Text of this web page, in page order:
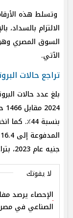
وتسلط هذه
الالتزام
السوق المصري
الآتي.
تراجع حالات
بنسبة 44٪.
جنيه عام 2023، بتراجع قدره 5.2 مليون جنيه بنسبة 24.3٪.
لا يفوتك
الإحصاء يرصد
الصناعي في مصر